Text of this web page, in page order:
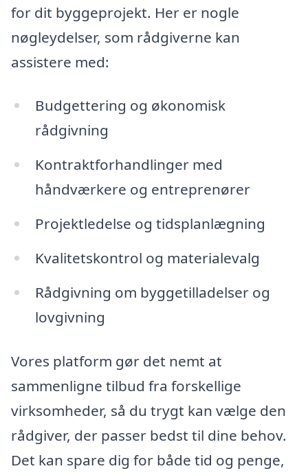
for dit byggeprojekt. Her er nogle
nøgleydelser, som rådgiverne kan
assistere med:
Budgettering og økonomisk
rådgivning
Kontraktforhandlinger med
håndværkere og entreprenører
Projektledelse og tidsplanlægning
Kvalitetskontrol og materialevalg
Rådgivning om byggetilladelser og
lovgivning
Vores platform gør det nemt at
sammenligne tilbud fra forskellige
virksomheder, så du trygt kan vælge den
rådgiver, der passer bedst til dine behov.
Det kan spare dig for både tid og penge,